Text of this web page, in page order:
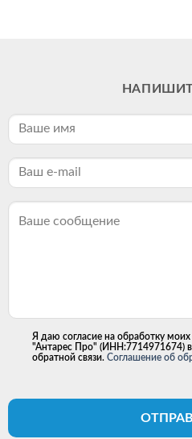
Я даю согласие на обработку
"Антарес Про" (ИНН:7714971674) в
обратной связи. Соглашение об